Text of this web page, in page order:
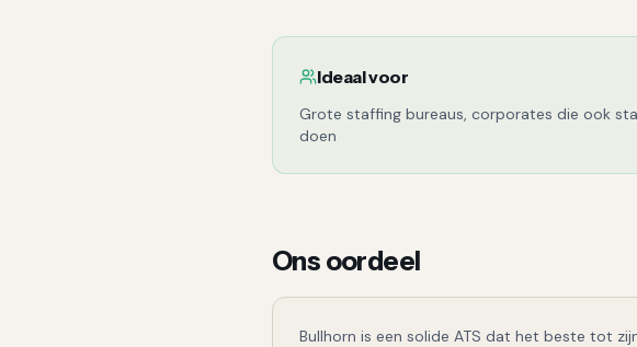
Ideaal voor
Grote staffing bureaus, corporates die ook
doen
Ons oordeel
Bullhorn is een solide ATS dat het beste tot